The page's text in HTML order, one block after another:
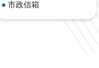
市政信箱